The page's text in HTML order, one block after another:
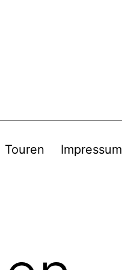
Touren Impressum